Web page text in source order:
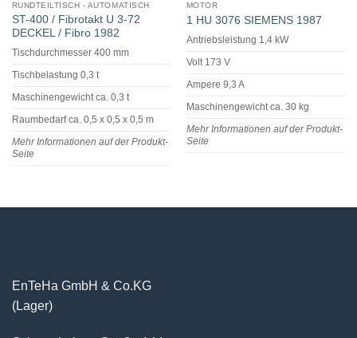
RUNDTEILTISCH - AUTOMATISCH
ST-400 / Fibrotakt U 3-72
DECKEL / Fibro 1982
Tischdurchmesser 400 mm
Tischbelastung 0,3 t
Maschinengewicht ca. 0,3 t
Raumbedarf ca. 0,5 x 0,5 x 0,5 m
Mehr Informationen auf der Produkt-
Seite
MOTOR
1 HU 3076 SIEMENS 1987
Antriebsleistung 1,4 kW
Volt 173 V
Ampere 9,3 A
Maschinengewicht ca. 30 kg
Mehr Informationen auf der Produkt-
Seite
EnTeHa GmbH & Co.KG
(Lager)